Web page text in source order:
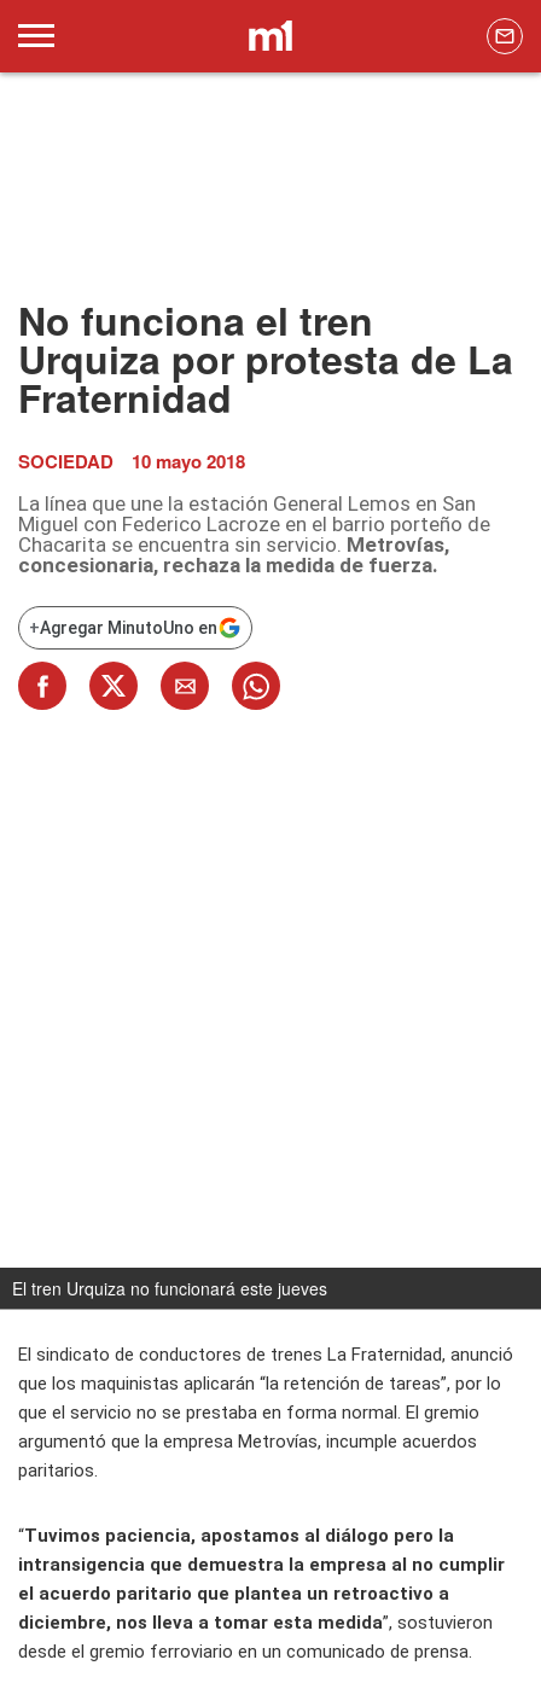
No funciona el tren
Urquiza por protesta de La
Fraternidad
SOCIEDAD 10 mayo 2018
La línea que une la estación General Lemos en San
Miguel con Federico Lacroze en el barrio porteño de
Chacarita se encuentra sin servicio. Metrovías,
concesionaria, rechaza la medida de fuerza.
+Agregar MinutoUno en
El tren Urquiza no funcionará este jueves
El sindicato de conductores de trenes La Fraternidad, anunció
que los maquinistas aplicarán “la retención de tareas”, por lo
que el servicio no se prestaba en forma normal. El gremio
argumentó que la empresa Metrovías, incumple acuerdos
paritarios.
“Tuvimos paciencia, apostamos al diálogo pero la
intransigencia que demuestra la empresa al no cumplir
el acuerdo paritario que plantea un retroactivo a
diciembre, nos lleva a tomar esta medida”, sostuvieron
desde el gremio ferroviario en un comunicado de prensa.